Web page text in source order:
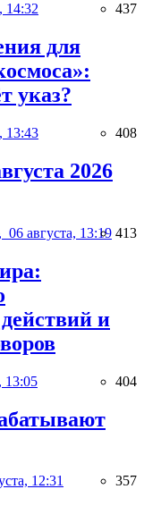
14:32 437
для
указ?
13:43 408
2026
06 августа, 13:19 413
и
13:05 404
12:31 357